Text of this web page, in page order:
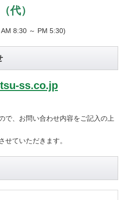
代）
8:30 ～ PM 5:30)
ss.co.jp
で、お問い合わせ内容をご記入の上
せていただきます。